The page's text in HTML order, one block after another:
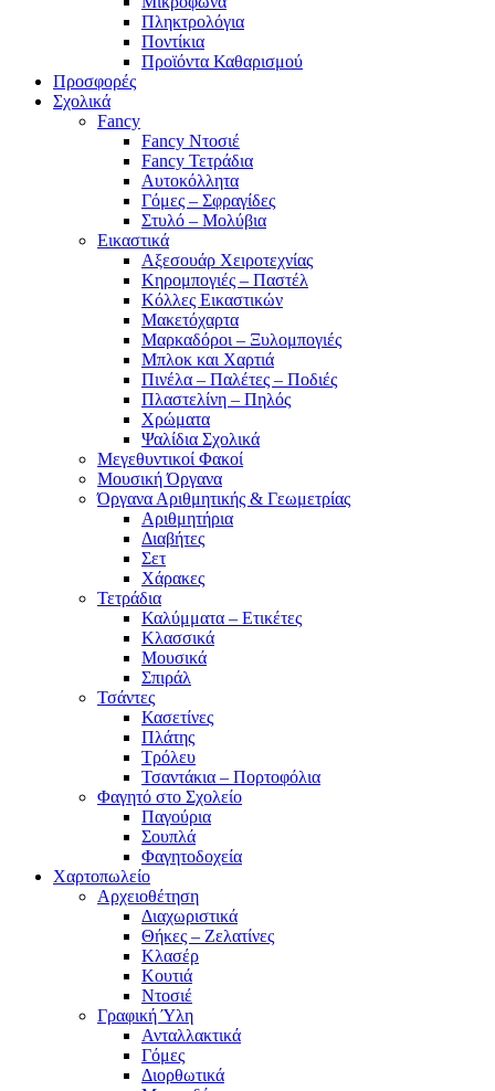
Πληκτρολόγια
Ποντίκια
Προϊόντα Καθαρισμού
Προσφορές
Σχολικά
Fancy
Fancy Ντοσιέ
Fancy Τετράδια
Αυτοκόλλητα
Γόμες – Σφραγίδες
Στυλό – Μολύβια
Εικαστικά
Αξεσουάρ Χειροτεχνίας
Κηρομπογιές – Παστέλ
Κόλλες Εικαστικών
Μακετόχαρτα
Μαρκαδόροι – Ξυλομπογιές
Μπλοκ και Χαρτιά
Πινέλα – Παλέτες – Ποδιές
Πλαστελίνη – Πηλός
Χρώματα
Ψαλίδια Σχολικά
Μεγεθυντικοί Φακοί
Μουσική Όργανα
Όργανα Αριθμητικής & Γεωμετρίας
Αριθμητήρια
Διαβήτες
Σετ
Χάρακες
Τετράδια
Καλύμματα – Ετικέτες
Κλασσικά
Μουσικά
Σπιράλ
Τσάντες
Κασετίνες
Πλάτης
Τρόλευ
Τσαντάκια – Πορτοφόλια
Φαγητό στο Σχολείο
Παγούρια
Σουπλά
Φαγητοδοχεία
Χαρτοπωλείο
Αρχειοθέτηση
Διαχωριστικά
Θήκες – Ζελατίνες
Κλασέρ
Κουτιά
Ντοσιέ
Γραφική Ύλη
Ανταλλακτικά
Γόμες
Διορθωτικά